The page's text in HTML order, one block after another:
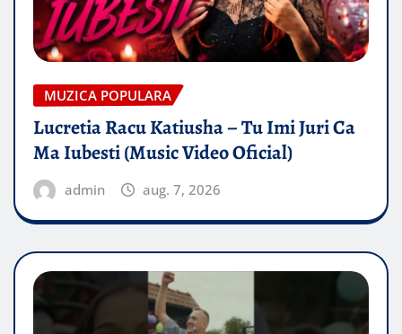
MUZICA POPULARA
Lucretia Racu Katiusha – Tu Imi Juri Ca
Ma Iubesti (Music Video Oficial)
admin aug. 7, 2026